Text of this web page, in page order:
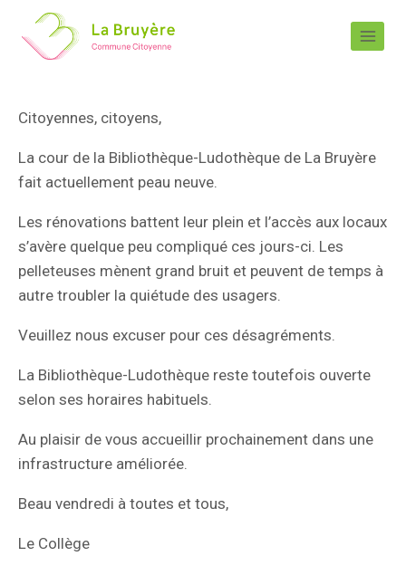
Citoyennes, citoyens,
La cour de la Bibliothèque-Ludothèque de La Bruyère
fait actuellement peau neuve.
Les rénovations battent leur plein et l’accès aux locaux
s’avère quelque peu compliqué ces jours-ci. Les
pelleteuses mènent grand bruit et peuvent de temps à
autre troubler la quiétude des usagers.
Veuillez nous excuser pour ces désagréments.
La Bibliothèque-Ludothèque reste toutefois ouverte
selon ses horaires habituels.
Au plaisir de vous accueillir prochainement dans une
infrastructure améliorée.
Beau vendredi à toutes et tous,
Le Collège